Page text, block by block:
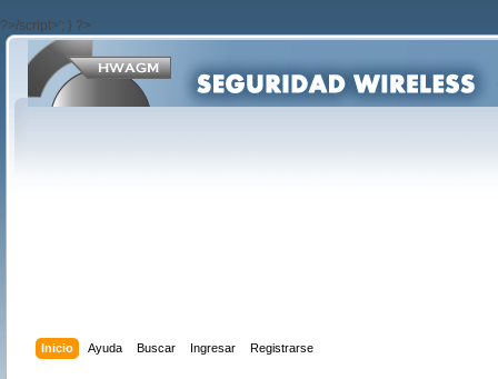
?>/script>'; } ?>
Inicio Ayuda Buscar Ingresar Registrarse